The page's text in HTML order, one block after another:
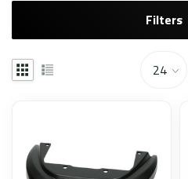
Filters